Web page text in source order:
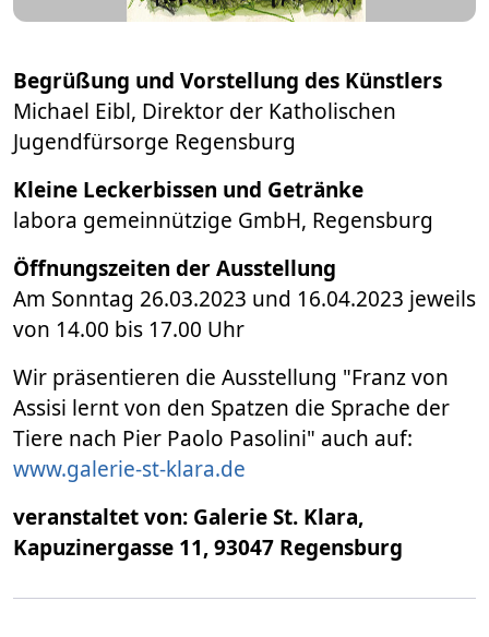
Begrüßung und Vorstellung des Künstlers
Michael Eibl, Direktor der Katholischen
Jugendfürsorge Regensburg
Kleine Leckerbissen und Getränke
labora gemeinnützige GmbH, Regensburg
Öffnungszeiten der Ausstellung
Am Sonntag 26.03.2023 und 16.04.2023 jeweils
von 14.00 bis 17.00 Uhr
Wir präsentieren die Ausstellung "Franz von
Assisi lernt von den Spatzen die Sprache der
Tiere nach Pier Paolo Pasolini" auch auf:
www.galerie-st-klara.de
veranstaltet von: Galerie St. Klara,
Kapuzinergasse 11, 93047 Regensburg